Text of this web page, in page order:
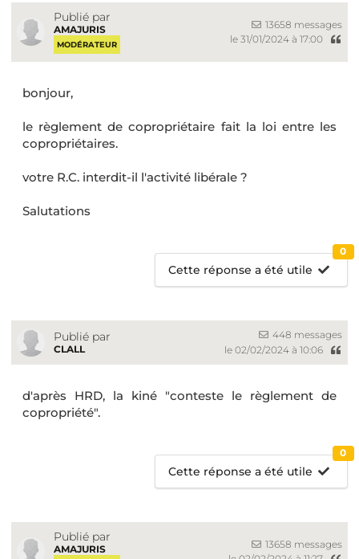
Publié par
AMAJURIS
MODÉRATEUR
13658 messages
le 31/01/2024 à 17:00
bonjour,
le règlement de copropriétaire fait la loi entre les
copropriétaires.
votre R.C. interdit-il l'activité libérale ?
Salutations
Cette réponse a été utile
0
Publié par
CLALL
448 messages
le 02/02/2024 à 10:06
d'après HRD, la kiné "conteste le règlement de
copropriété".
Cette réponse a été utile
0
Publié par
AMAJURIS
13658 messages